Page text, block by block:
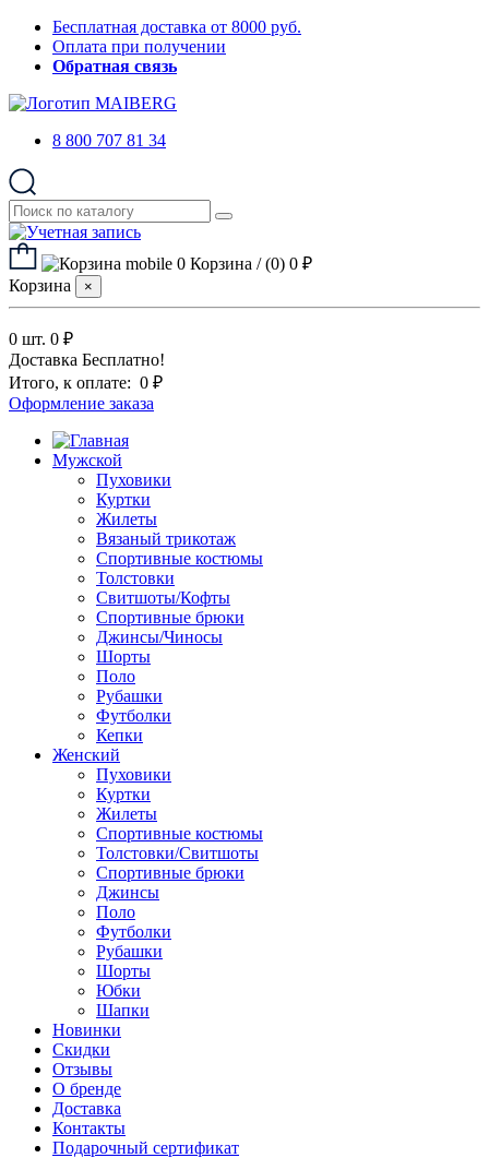
Бесплатная доставка от 8000 руб.
Оплата при получении
Обратная связь
8 800 707 81 34
0 Корзина /(0) 0 ₽
Корзина
×
0 шт. 0 ₽
Доставка Бесплатно!
Итого, к оплате: 0 ₽
Оформление заказа
Мужской
Пуховики
Куртки
Жилеты
Вязаный трикотаж
Спортивные костюмы
Толстовки
Свитшоты/Кофты
Спортивные брюки
Джинсы/Чиносы
Шорты
Поло
Рубашки
Футболки
Кепки
Женский
Пуховики
Куртки
Жилеты
Спортивные костюмы
Толстовки/Свитшоты
Спортивные брюки
Джинсы
Поло
Футболки
Рубашки
Шорты
Юбки
Шапки
Новинки
Скидки
Отзывы
О бренде
Доставка
Контакты
Подарочный сертификат